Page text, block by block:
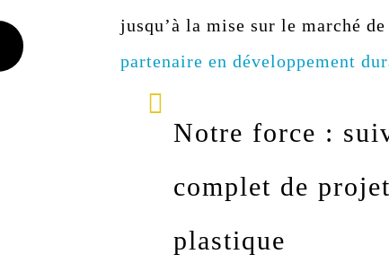
jusqu’à la mise sur le marché
partenaire en développement
Notre force :
complet de
plastique